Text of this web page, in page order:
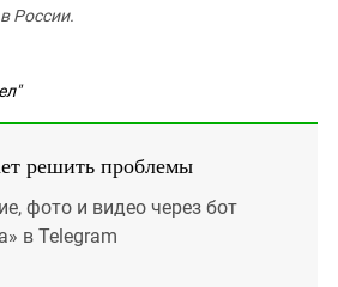
России.
решить проблемы
фото и видео через бот
в Telegram